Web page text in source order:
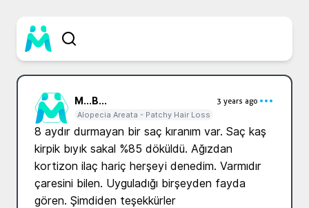
M...B...
3 years ago
Alopecia Areata - Patchy Hair Loss
8 aydır durmayan bir saç kıranım var. Saç kaş
kirpik bıyık sakal %85 döküldü. Ağızdan
kortizon ilaç hariç herşeyi denedim. Varmıdır
çaresini bilen. Uyguladığı birşeyden fayda
gören. Şimdiden teşekkürler